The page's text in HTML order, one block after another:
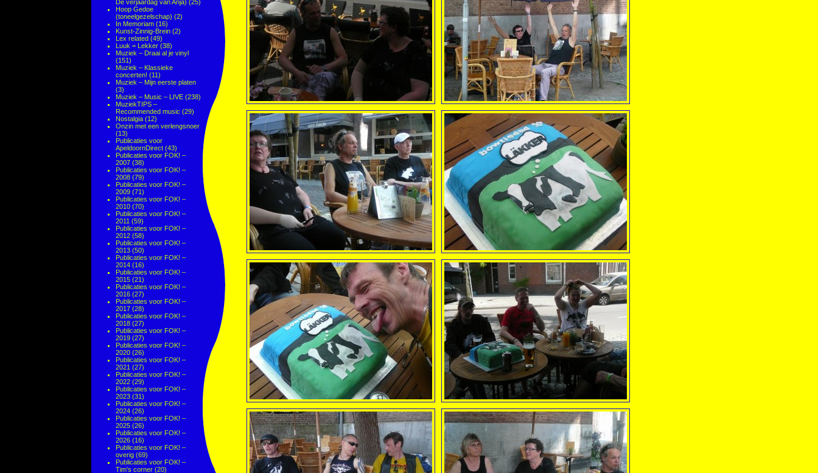
De verjaardag van Anja) (25)
Hoop Gedoe
(toneelgezelschap) (2)
In Memoriam (16)
Kunst-Zinnig-Brein (2)
Lex related (49)
Luuk = Lekker (38)
Muziek – Draai al je vinyl
(151)
Muziek – Klassieke
concerten! (11)
Muziek – Mijn eerste platen
(3)
Muziek – Music – LIVE (238)
MuziekTIPS –
Recommended music (29)
Nostalgia (12)
Onzin met een verlengsnoer
(13)
Publicaties voor
ApeldoornDirect (43)
Publicaties voor FOK! –
2007 (38)
Publicaties voor FOK! –
2008 (79)
Publicaties voor FOK! –
2009 (71)
Publicaties voor FOK! –
2010 (70)
Publicaties voor FOK! –
2011 (59)
Publicaties voor FOK! –
2012 (58)
Publicaties voor FOK! –
2013 (50)
Publicaties voor FOK! –
2014 (16)
Publicaties voor FOK! –
2015 (21)
Publicaties voor FOK! –
2016 (27)
Publicaties voor FOK! –
2017 (28)
Publicaties voor FOK! –
2018 (27)
Publicaties voor FOK! –
2019 (27)
Publicaties voor FOK! –
2020 (26)
Publicaties voor FOK! –
2021 (27)
Publicaties voor FOK! –
2022 (29)
Publicaties voor FOK! –
2023 (31)
Publicaties voor FOK! –
2024 (26)
Publicaties voor FOK! –
2025 (26)
Publicaties voor FOK! –
2026 (16)
Publicaties voor FOK! –
overig (69)
Publicaties voor FOK! –
Tim's corner (20)